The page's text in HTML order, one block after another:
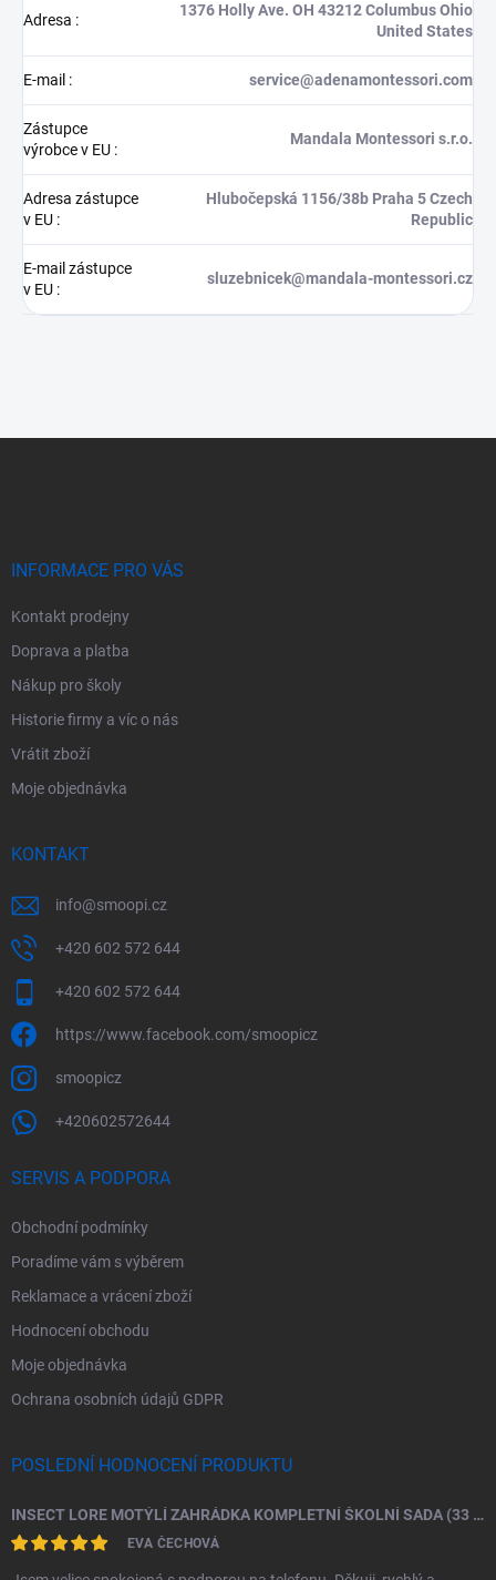
Adresa :
1376 Holly Ave. OH 43212 Columbus Ohio
United States
E-mail : service@adenamontessori.com
Zástupce
výrobce v EU :
Mandala Montessori s.r.o.
Adresa zástupce
v EU :
Hlubočepská 1156/38b Praha 5 Czech
Republic
E-mail zástupce
v EU :
sluzebnicek@mandala-montessori.cz
INFORMACE PRO VÁS
Kontakt prodejny
Doprava a platba
Nákup pro školy
Historie firmy a víc o nás
Vrátit zboží
Moje objednávka
KONTAKT
info@smoopi.cz
+420 602 572 644
+420 602 572 644
https://www.facebook.com/smoopicz
smoopicz
+420602572644
SERVIS A PODPORA
Obchodní podmínky
Poradíme vám s výběrem
Reklamace a vrácení zboží
Hodnocení obchodu
Moje objednávka
Ochrana osobních údajů GDPR
POSLEDNÍ HODNOCENÍ PRODUKTU
INSECT LORE MOTÝLÍ ZAHRÁDKA KOMPLETNÍ ŠKOLNÍ SADA (33 HOUSENEK)
EVA ČECHOVÁ